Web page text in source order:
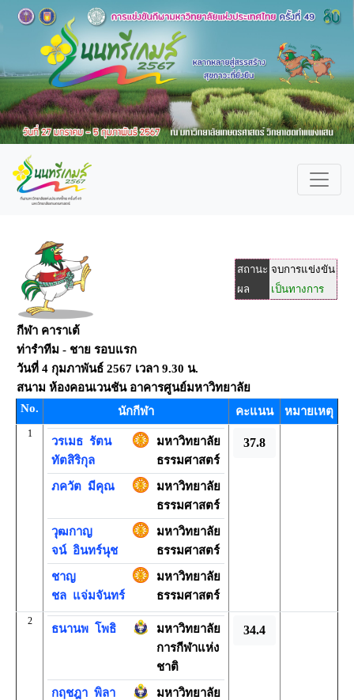
สถานะ จบการแข่งขัน
ผล
เป็นทางการ
กีฬา คาราเต้
ท่ารำทีม - ชาย รอบแรก
วันที่ 4 กุมภาพันธ์ 2567 เวลา 9.30 น.
สนาม ห้องคอนเวนชัน อาคารศูนย์มหาวิทยาลัย
No.
นักกีฬา คะแนน หมายเหตุ
1
วรเมธรัตน
ทัตสิริกุล
มหาวิทยาลัย
ธรรมศาสตร์
ภควัตมีคุณ
มหาวิทยาลัย
ธรรมศาสตร์
วุฒกาญ
จน์อินทร์นุช
มหาวิทยาลัย
ธรรมศาสตร์
ชาญ
ชลแจ่มจันทร์
มหาวิทยาลัย
ธรรมศาสตร์
37.8
2
ธนานพโพธิ
มหาวิทยาลัย
การกีฬาแห่ง
ชาติ
กฤชฎาพิลา
มหาวิทยาลัย
34.4